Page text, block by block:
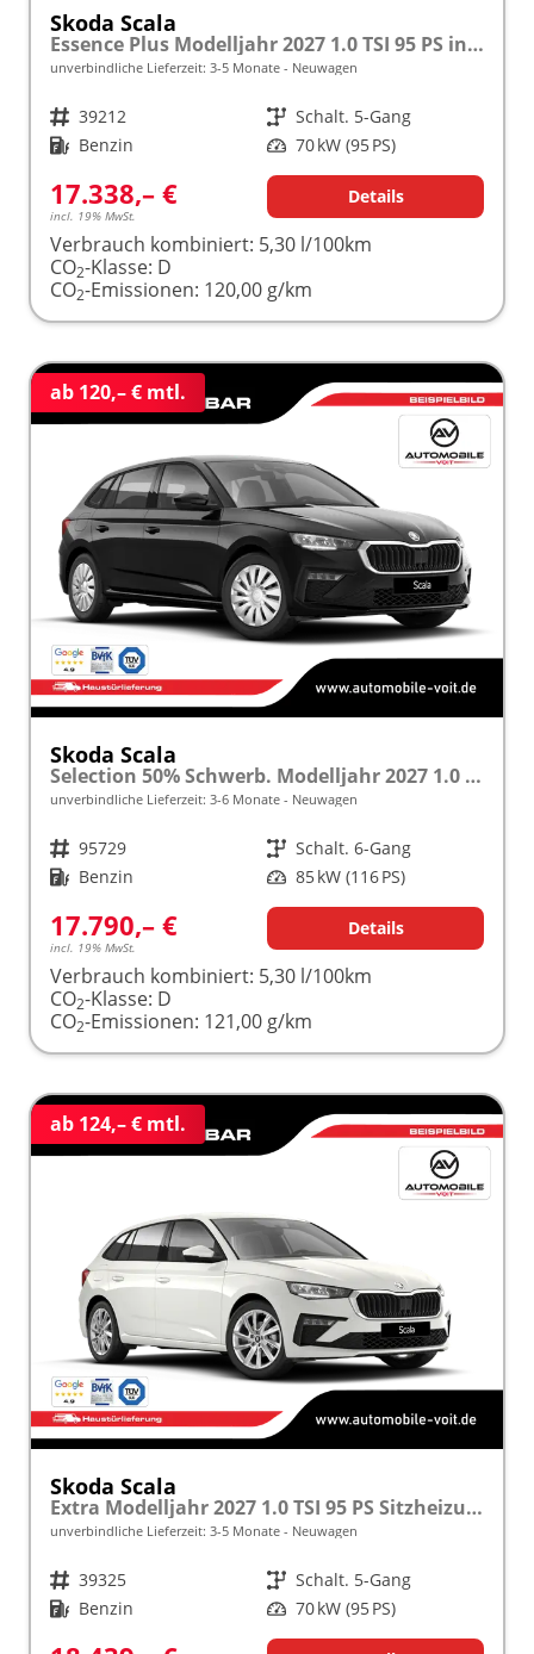
Skoda Scala
Essence Plus Modelljahr 2027 1.0 TSI 95 PS inkl. 5 J. Garantie frei konfigurierbar
unverbindliche Lieferzeit: 3-5 Monate Neuwagen
Fahrzeugnr. 39212 Getriebe Schalt. 5-Gang
Kraftstoff Benzin Leistung 70 kW (95 PS)
17.338,– €
incl. 19% MwSt.
Details
Verbrauch kombiniert: 5,30 l/100km
CO2-Klasse: D
CO2-Emissionen: 120,00 g/km
ab 120,– € mtl.
Skoda Scala
Selection 50% Schwerb. Modelljahr 2027 1.0 TSI 85kW (116PS) "Sonderangebot bei Schwerbehinderung" SHZ/LED/TEMPOMAT frei konfigurierbar!
unverbindliche Lieferzeit: 3-6 Monate Neuwagen
Fahrzeugnr. 95729 Getriebe Schalt. 6-Gang
Kraftstoff Benzin Leistung 85 kW (116 PS)
17.790,– €
incl. 19% MwSt.
Details
Verbrauch kombiniert: 5,30 l/100km
CO2-Klasse: D
CO2-Emissionen: 121,00 g/km
ab 124,– € mtl.
Skoda Scala
Extra Modelljahr 2027 1.0 TSI 95 PS Sitzheizung inkl. 5 J. Garantie frei konfigurierbar
unverbindliche Lieferzeit: 3-5 Monate Neuwagen
Fahrzeugnr. 39325 Getriebe Schalt. 5-Gang
Kraftstoff Benzin Leistung 70 kW (95 PS)